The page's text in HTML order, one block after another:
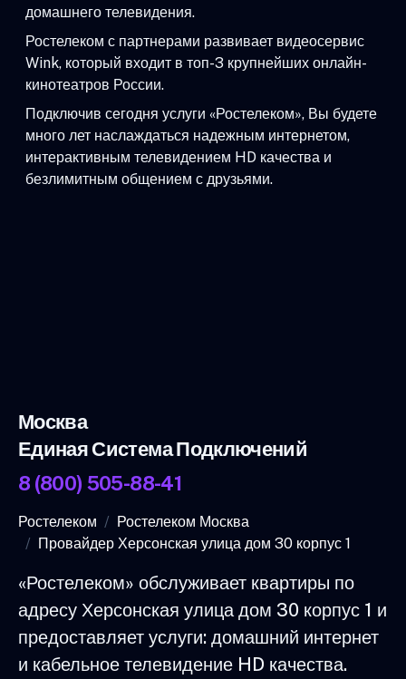
домашнего телевидения.
Ростелеком с партнерами развивает видеосервис
Wink, который входит в топ-3 крупнейших онлайн-
кинотеатров России.
Подключив сегодня услуги «Ростелеком», Вы будете
много лет наслаждаться надежным интернетом,
интерактивным телевидением HD качества и
безлимитным общением с друзьями.
Москва
Единая Система Подключений
8 (800) 505-88-41
Ростелеком
Ростелеком Москва
Провайдер Херсонская улица дом 30 корпус 1
«Ростелеком» обслуживает квартиры по
адресу Херсонская улица дом 30 корпус 1 и
предоставляет услуги: домашний интернет
и кабельное телевидение HD качества.